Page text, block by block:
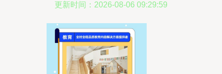
更新时间：2026-08-06 09:29:59